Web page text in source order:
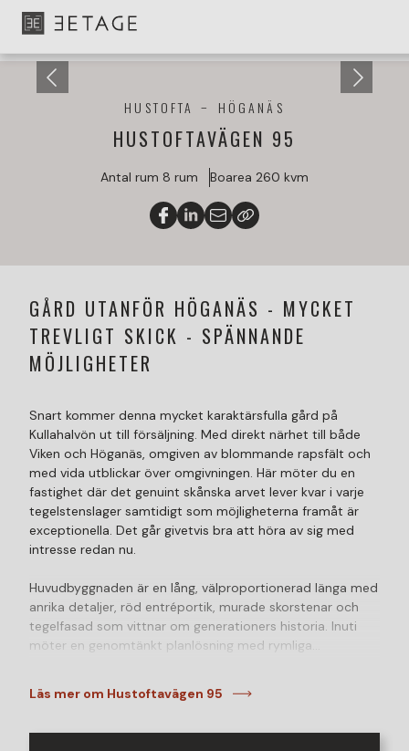
HUSTOFTAVÄGEN 95
HUSTOFTA HÖGANÄS
Antal rum 8 rum Boarea 260 kvm
GÅRD UTANFÖR HÖGANÄS - MYCKET
TREVLIGT SKICK - SPÄNNANDE
MÖJLIGHETER
Snart kommer denna mycket karaktärsfulla gård på
Kullahalvön ut till försäljning. Med direkt närhet till både
Viken och Höganäs, omgiven av blommande rapsfält och
med vida utblickar över omgivningen. Här möter du en
fastighet där det genuint skånska arvet lever kvar i varje
tegelstenslager samtidigt som möjligheterna framåt är
exceptionella. Det går givetvis bra att höra av sig med
intresse redan nu.
Huvudbyggnaden är en lång, välproportionerad länga med
anrika detaljer, röd entréportik, murade skorstenar och
tegelfasad som vittnar om generationers historia. Inuti
möter en genomtänkt planlösning med rymliga
ovanplan finns flera sovrum, allrum och badrum. På
Läs mer om Hustoftavägen 95